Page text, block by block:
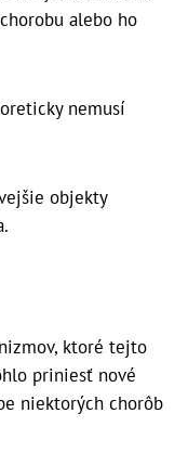
alebo ho
nemusí
objekty
ktoré tejto
priniesť nové
niektorých chorôb